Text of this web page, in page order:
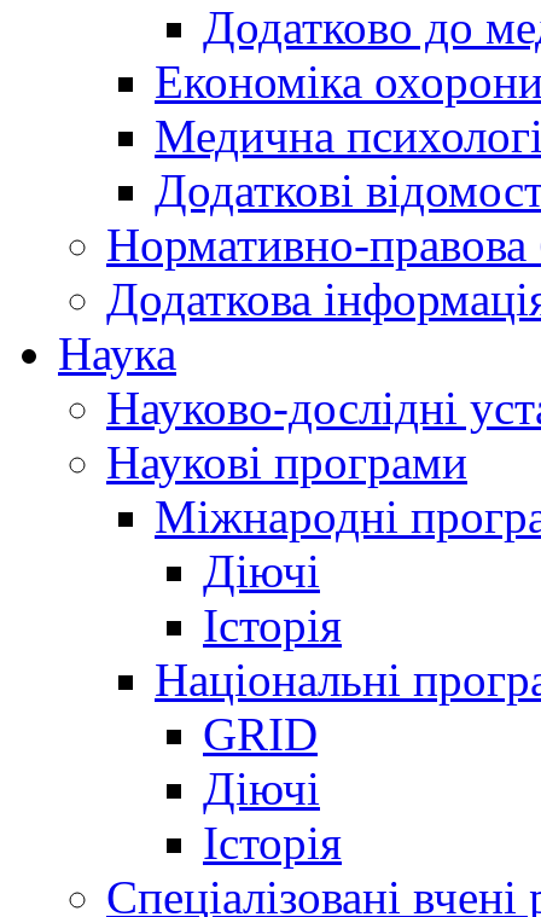
Додатково до
Економіка
Медична
Додаткові
Нормативно-правова
Додаткова
Наука
Науково-дослідні
Наукові програми
Міжнародні
Діючі
Історія
Національні
GRID
Діючі
Історія
Спеціалізовані вчені